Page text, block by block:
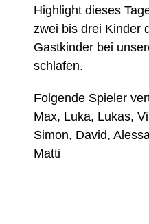
Highlight dieses
zwei bis drei Kinder
Gastkinder bei
schlafen.
Folgende Spieler
Max, Luka, Lukas,
Simon, David,
Matti